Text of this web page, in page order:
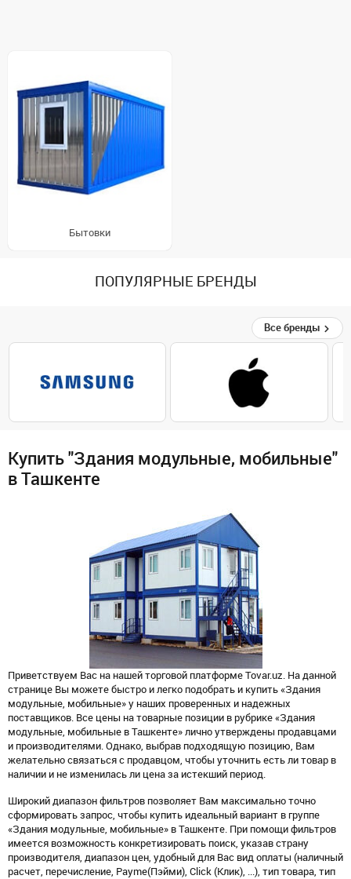
Бытовки
ПОПУЛЯРНЫЕ БРЕНДЫ
Все бренды
Купить "Здания модульные, мобильные"
в Ташкенте
Приветствуем Вас на нашей торговой платформе Tovar.uz. На данной
странице Вы можете быстро и легко подобрать и купить «Здания
модульные, мобильные» у наших проверенных и надежных
поставщиков. Все цены на товарные позиции в рубрике «Здания
модульные, мобильные в Ташкенте» лично утверждены продавцами
и производителями. Однако, выбрав подходящую позицию, Вам
желательно связаться с продавцом, чтобы уточнить есть ли товар в
наличии и не изменилась ли цена за истекший период.
Широкий диапазон фильтров позволяет Вам максимально точно
сформировать запрос, чтобы купить идеальный вариант в группе
«Здания модульные, мобильные» в Ташкенте. При помощи фильтров
имеется возможность конкретизировать поиск, указав страну
производителя, диапазон цен, удобный для Вас вид оплаты (наличный
расчет, перечисление, Payme(Пэйми), Click (Клик), ...), тип товара, тип